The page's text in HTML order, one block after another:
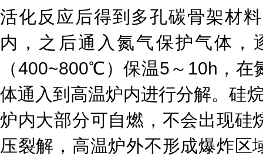
活化反应后得到多孔碳骨架材
内，之后通入氮气保护气体，
（400~800℃）保温5～10h，
体通入到高温炉内进行分解。硅
炉内大部分可自燃，不会出现硅
压裂解，高温炉外不形成爆炸区